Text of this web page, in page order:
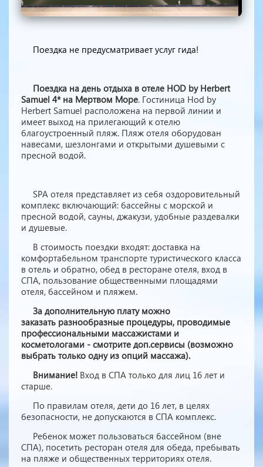
Поездка не предусматривает услуг гида!
Поездка на день отдыха в отеле HOD by Herbert
Samuel 4* на Мертвом Море. Гостиница Hod by
Herbert Samuel расположена на первой линии и
имеет выход на прилегающий к отелю
благоустроенный пляж. Пляж отеля оборудован
навесами, шезлонгами и открытыми душевыми с
пресной водой.
SPA отеля представляет из себя оздоровительный
комплекс включающий: бассейны с морской и
пресной водой, сауны, джакузи, удобные раздевалки
и душевые.
В стоимость поездки входят: доставка на
комфортабельном транспорте туристического класса
в отель и обратно, обед в ресторане отеля, вход в
СПА, пользование общественными площадями
отеля, бассейном и пляжем.
За дополнительную плату можно
заказать разнообразные процедуры, проводимые
профессиональными массажистами и
косметологами - смотрите доп.сервисы (возможно
выбрать только одну из опций массажа).
Внимание! Вход в СПА только для лиц 16 лет и
старше.
По правилам отеля, дети до 16 лет, в целях
безопасности, не допускаются в СПА комплекс.
Ребенок может пользоваться бассейном (вне
СПА), посетить ресторан отеля для обеда, пребывать
на пляже и общественных территориях отеля.